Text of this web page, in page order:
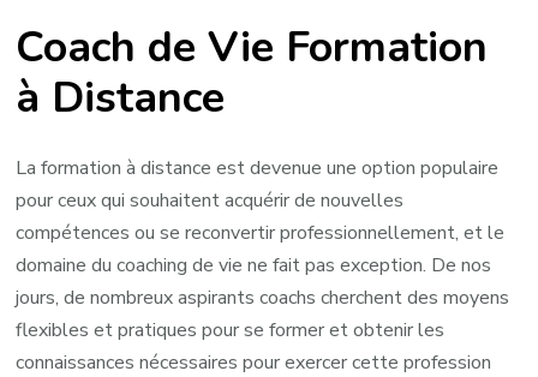
Distance
en
Vie
Coach de Vie Formation
à Distance
La formation à distance est devenue une option populaire
pour ceux qui souhaitent acquérir de nouvelles
compétences ou se reconvertir professionnellement, et le
domaine du coaching de vie ne fait pas exception. De nos
jours, de nombreux aspirants coachs cherchent des moyens
flexibles et pratiques pour se former et obtenir les
connaissances nécessaires pour exercer cette profession